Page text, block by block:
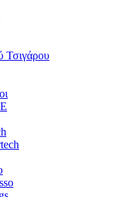
Τσιγάρου